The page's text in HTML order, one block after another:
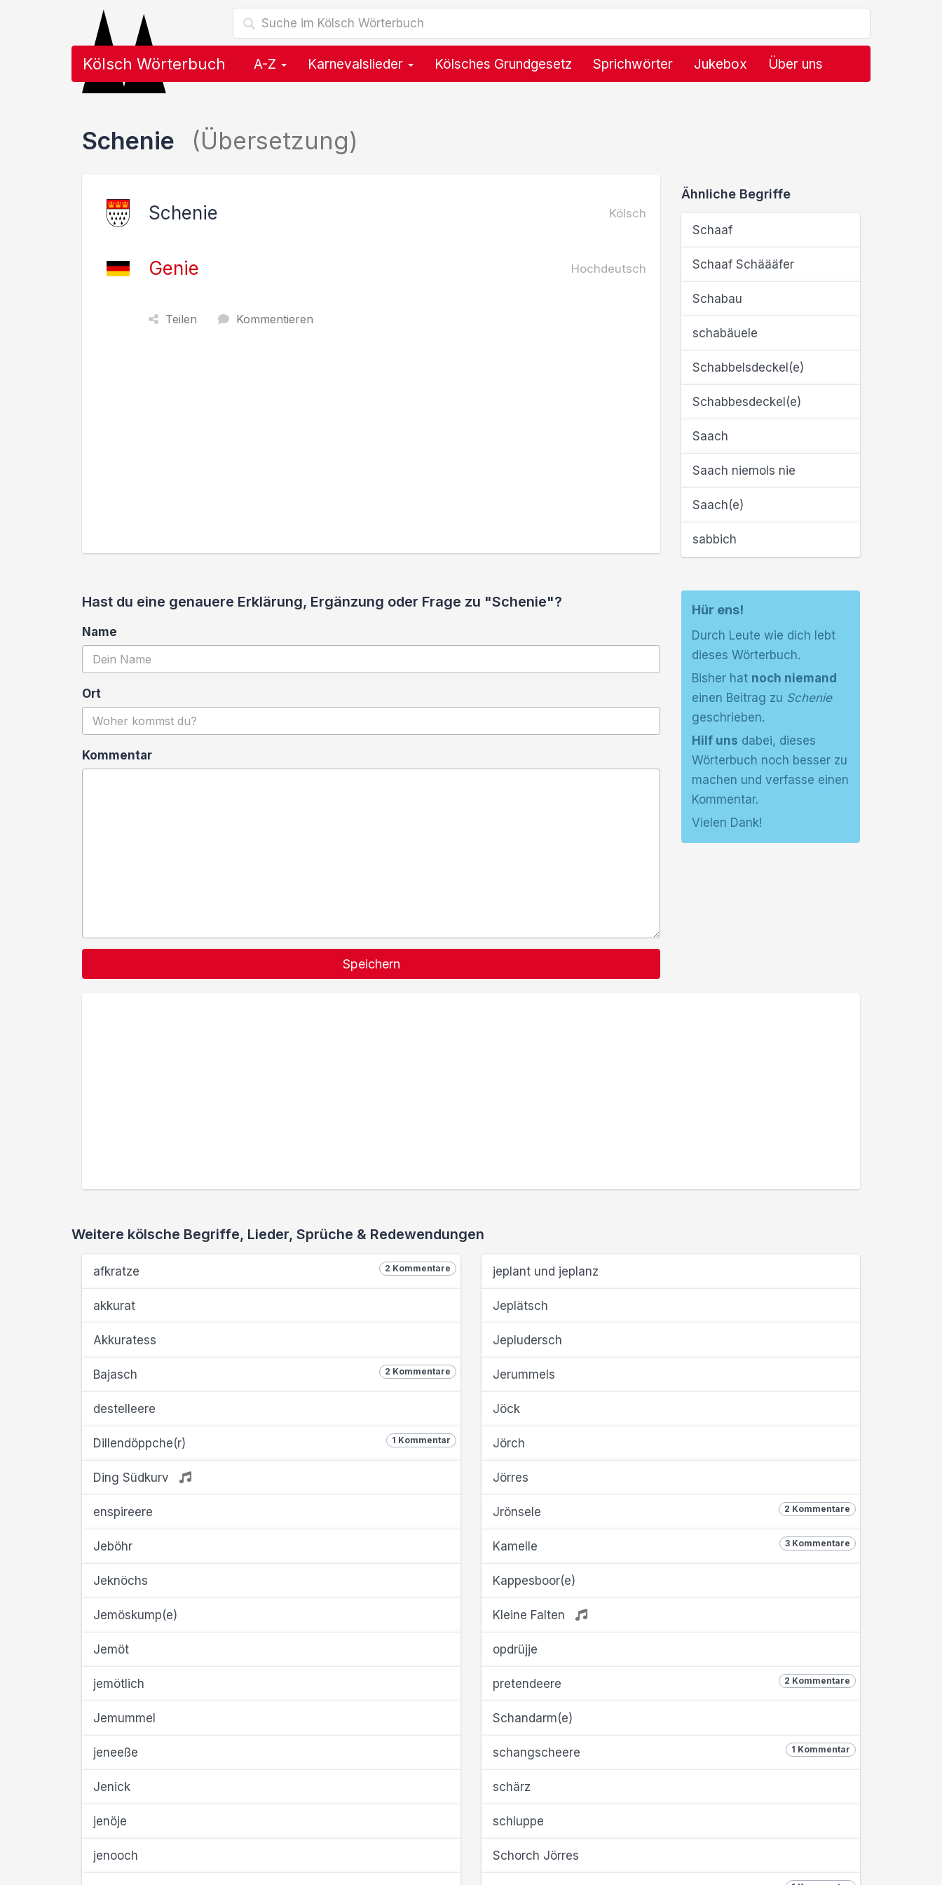
Kölsch Wörterbuch A-Z Karnevalslieder Kölsches Grundgesetz Sprichwörter Jukebox Über uns
Schenie (Übersetzung)
Schenie Kölsch
Genie Hochdeutsch
Teilen Kommentieren
Ähnliche Begriffe
Schaaf
Schaaf Schäääfer
Schabau
schabäuele
Schabbelsdeckel(e)
Schabbesdeckel(e)
Saach
Saach niemols nie
Saach(e)
sabbich
Hast du eine genauere Erklärung, Ergänzung oder Frage zu "Schenie"?
Name
Ort
Kommentar
Speichern
Hür ens!
Durch Leute wie dich lebt
dieses Wörterbuch.
Bisher hat noch niemand
einen Beitrag zu Schenie
geschrieben.
Hilf uns dabei, dieses
Wörterbuch noch besser zu
machen und verfasse einen
Kommentar.
Vielen Dank!
Weitere kölsche Begriffe, Lieder, Sprüche & Redewendungen
2 Kommentare
afkratze
akkurat
Akkuratess
2 Kommentare
Bajasch
destelleere
1 Kommentar
Dillendöppche(r)
Ding Südkurv
enspireere
Jeböhr
Jeknöchs
Jemöskump(e)
Jemöt
jemötlich
Jemummel
jeneeße
Jenick
jenöje
jenooch
jeplant und jeplanz
Jeplätsch
Jepludersch
Jerummels
Jöck
Jörch
Jörres
2 Kommentare
Jrönsele
3 Kommentare
Kamelle
Kappesboor(e)
Kleine Falten
opdrüjje
2 Kommentare
pretendeere
Schandarm(e)
1 Kommentar
schangscheere
schärz
schluppe
Schorch Jörres